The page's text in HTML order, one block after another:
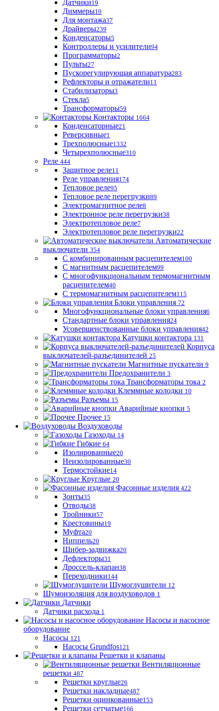
Датчики19
Диммеры10
Для монтажа37
Драйверы239
Конденсаторы5
Контроллеры и усилители94
Программаторы2
Пульты27
Пускорегулирующая аппаратура283
Рефлекторы и отражатели11
Стабилизаторы3
Стекла5
Трансформаторы59
Контакторы 1664
Конденсаторные21
Реверсивные1
Трехполюсные1332
Четырехполюсные310
Реле 444
Защитное реле11
Реле управления174
Тепловое реле95
Тепловое реле перегрузки89
Электромагнитное реле8
Электронное реле перегрузки38
Электротепловое реле7
Электротепловое реле перегрузки22
Автоматические
выключатели 354
С комбинированным расцепителем100
С магнитным расцепителем99
С многофункциональным термомагнитным
расцепителем40
С термомагнитным расцепителем115
Блоки управления 72
Многофункциональные блоки управления6
Стандартные блоки управления24
Усовершенствованные блоки управления42
Катушки контактора 131
Корпуса
выключателей-разъединителей 25
Магнитные пускатели 9
Предохранители 3
Трансформаторы тока 2
Клеммные колодки 10
Разъемы 15
Аварийные кнопки 5
Прочее 15
Воздуховоды
Газоходы 14
Гибкие 64
Изолированные20
Неизолированные30
Термостойкие14
Круглые 20
Фасонные изделия 422
Зонты35
Отводы38
Тройники57
Крестовины19
Муфта20
Ниппель20
Шибер-задвижка20
Дефлекторы31
Дроссель-клапан38
Переходники144
Шумоглушители 12
Шумоизоляция для воздуховодов 1
Датчики
Датчики расхода 1
Насосы и насосное
оборудование
Насосы 121
Насосы Grundfos121
Решетки и клапаны
Вентиляционные
решетки 487
Решетки круглые26
Решетки накладные487
Решетки оцинкованные153
Решетки сетчатые166